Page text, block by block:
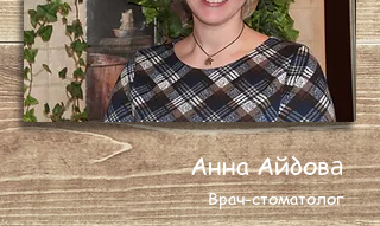
Анна Айдова
Врач-стоматолог